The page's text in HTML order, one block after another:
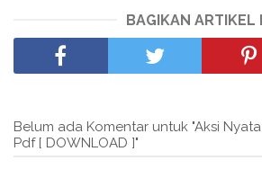
BAGIKAN ARTIKEL
Belum ada Komentar untuk "Aksi
Pdf [ DOWNLOAD ]"